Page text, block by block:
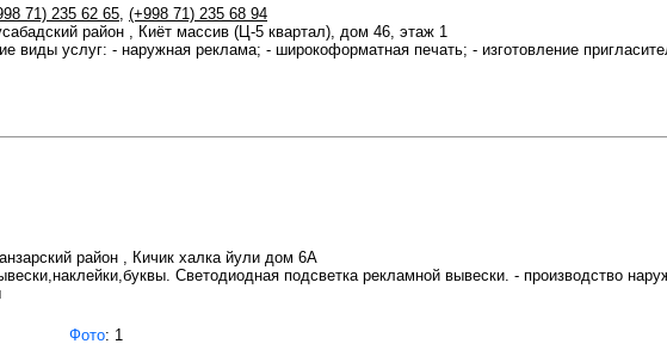
71) 235 62 65, (+998 71) 235 68 94
район , Киёт массив (Ц-5 квартал), дом 46, этаж 1
услуг: - наружная реклама; - широкоформатная печать; - изготовление
район , Кичик халка йули дом 6А
Светодиодная подсветка рекламной вывески. - производство
Фото: 1